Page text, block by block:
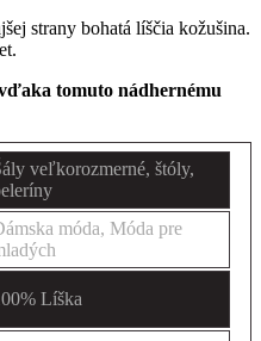
strany bohatá líščia kožušina.
tomuto nádhernému
veľkorozmerné, štóly,
móda, Móda pre
Líška